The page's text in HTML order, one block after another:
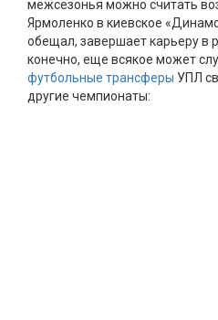
межсезонья можно считать
Ярмоленко в киевское
обещал, завершает карьеру в
конечно, еще всякое может
футбольные трансферы УПЛ
другие чемпионаты: